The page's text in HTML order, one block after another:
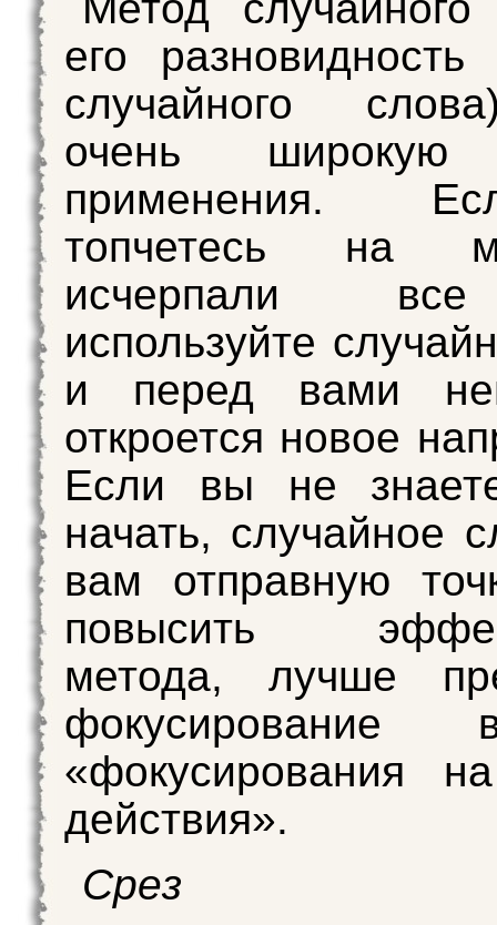
его
случайного
очень широкую
применения.
топчетесь на
исчерпали
используйте
и перед вами
откроется новое
Если вы не
начать, случайное
вам отправную
повысить
метода, лучше
«фокусирования
действия».
Срез